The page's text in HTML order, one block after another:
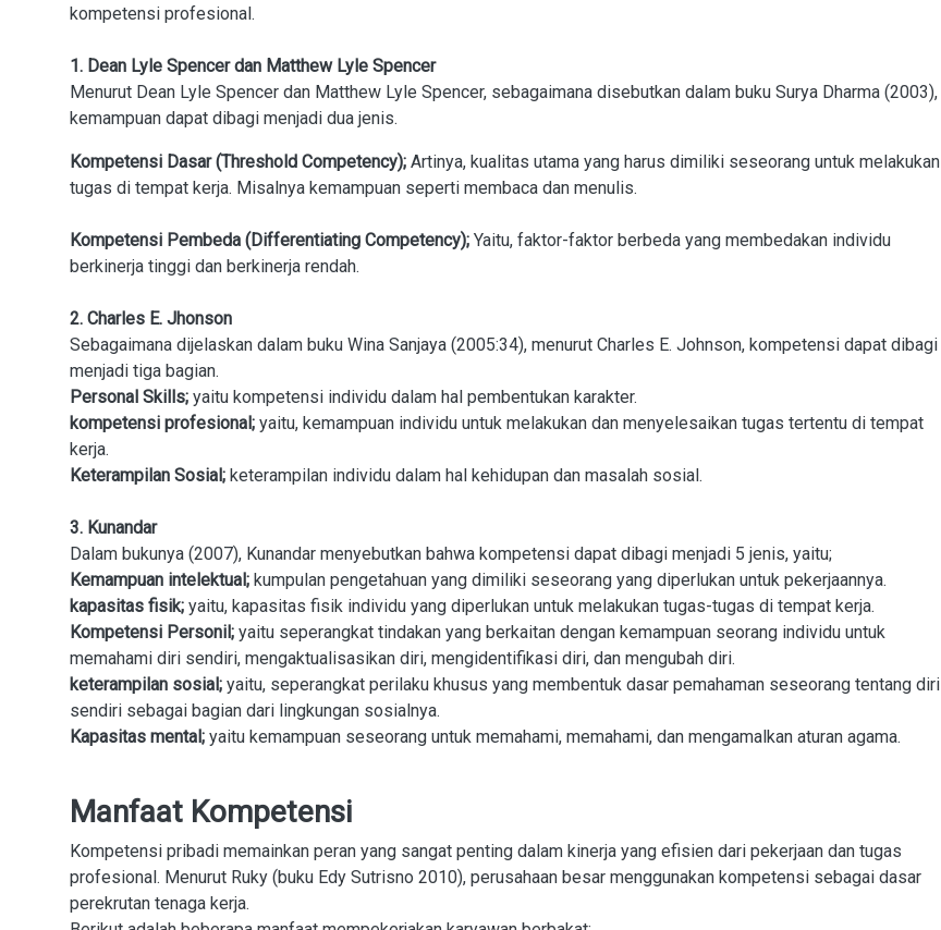
kompetensi profesional.
1. Dean Lyle Spencer dan Matthew Lyle Spencer
Menurut Dean Lyle Spencer dan Matthew Lyle Spencer, sebagaimana disebutkan dalam buku Surya Dharma (2003),
kemampuan dapat dibagi menjadi dua jenis.
Kompetensi Dasar (Threshold Competency); Artinya, kualitas utama yang harus dimiliki seseorang untuk melakukan
tugas di tempat kerja. Misalnya kemampuan seperti membaca dan menulis.
Kompetensi Pembeda (Differentiating Competency); Yaitu, faktor-faktor berbeda yang membedakan individu
berkinerja tinggi dan berkinerja rendah.
2. Charles E. Jhonson
Sebagaimana dijelaskan dalam buku Wina Sanjaya (2005:34), menurut Charles E. Johnson, kompetensi dapat dibagi
menjadi tiga bagian.
Personal Skills; yaitu kompetensi individu dalam hal pembentukan karakter.
kompetensi profesional; yaitu, kemampuan individu untuk melakukan dan menyelesaikan tugas tertentu di tempat
kerja.
Keterampilan Sosial; keterampilan individu dalam hal kehidupan dan masalah sosial.
3. Kunandar
Dalam bukunya (2007), Kunandar menyebutkan bahwa kompetensi dapat dibagi menjadi 5 jenis, yaitu;
Kemampuan intelektual; kumpulan pengetahuan yang dimiliki seseorang yang diperlukan untuk pekerjaannya.
kapasitas fisik; yaitu, kapasitas fisik individu yang diperlukan untuk melakukan tugas-tugas di tempat kerja.
Kompetensi Personil; yaitu seperangkat tindakan yang berkaitan dengan kemampuan seorang individu untuk
memahami diri sendiri, mengaktualisasikan diri, mengidentifikasi diri, dan mengubah diri.
keterampilan sosial; yaitu, seperangkat perilaku khusus yang membentuk dasar pemahaman seseorang tentang diri
sendiri sebagai bagian dari lingkungan sosialnya.
Kapasitas mental; yaitu kemampuan seseorang untuk memahami, memahami, dan mengamalkan aturan agama.
Manfaat Kompetensi
Kompetensi pribadi memainkan peran yang sangat penting dalam kinerja yang efisien dari pekerjaan dan tugas
profesional. Menurut Ruky (buku Edy Sutrisno 2010), perusahaan besar menggunakan kompetensi sebagai dasar
perekrutan tenaga kerja.